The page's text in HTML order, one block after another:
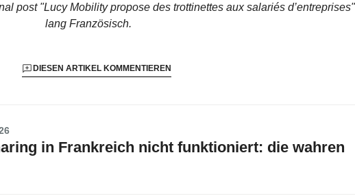
post "Lucy Mobility propose des trottinettes aux salariés d’entreprises"
lang Französisch.
DIESEN ARTIKEL KOMMENTIEREN
in Frankreich nicht funktioniert: die wahren